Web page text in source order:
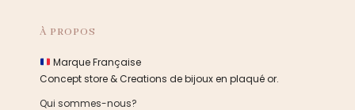
À PROPOS
Marque Française
Concept store & Creations de bijoux en plaqué or.
Qui sommes-nous?